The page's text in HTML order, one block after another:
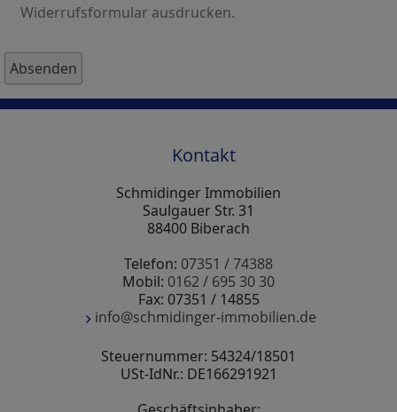
Widerrufsformular ausdrucken.
Kontakt
Schmidinger Immobilien
Saulgauer Str. 31
88400 Biberach
Telefon: 07351 / 74388
Mobil: 0162 / 695 30 30
Fax: 07351 / 14855
info@schmidinger-immobilien.de
Steuernummer: 54324/18501
USt-IdNr.: DE166291921